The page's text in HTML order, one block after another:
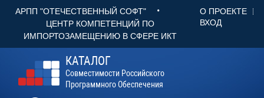
АРПП "ОТЕЧЕСТВЕННЫЙ СОФТ" •
ЦЕНТР КОМПЕТЕНЦИЙ ПО
ИМПОРТОЗАМЕЩЕНИЮ В СФЕРЕ ИКТ
О ПРОЕКТЕ
ВХОД
КАТАЛОГ
Совместимости Российского
Программного Обеспечения